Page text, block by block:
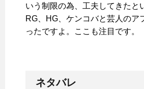
いう制限の為、工夫してきたと
RG、HG、ケンコバと芸人のア
ったですよ。ここも注目です。
ネタバレ